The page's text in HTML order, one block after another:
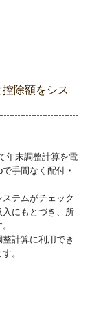
除額をシス
年末調整計算を電
手間なく配付・
テムがチェック
にもとづき、所
計算に利用でき
。